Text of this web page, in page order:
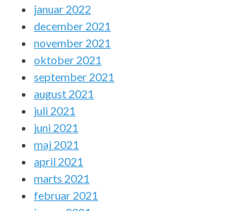
januar 2022
december 2021
november 2021
oktober 2021
september 2021
august 2021
juli 2021
juni 2021
maj 2021
april 2021
marts 2021
februar 2021